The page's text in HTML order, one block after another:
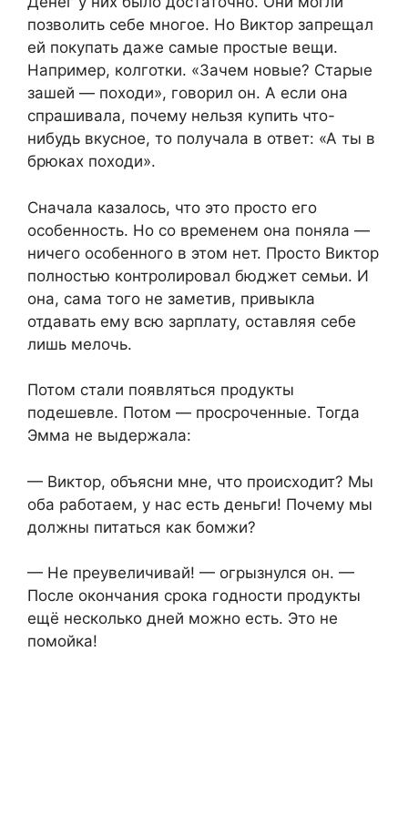
позволить себе многое. Но Виктор запрещал
ей покупать даже самые простые вещи.
Например, колготки. «Зачем новые? Старые
зашей — походи», говорил он. А если она
спрашивала, почему нельзя купить что-
нибудь вкусное, то получала в ответ: «А ты в
брюках походи».
Сначала казалось, что это просто его
особенность. Но со временем она поняла —
ничего особенного в этом нет. Просто Виктор
полностью контролировал бюджет семьи. И
она, сама того не заметив, привыкла
отдавать ему всю зарплату, оставляя себе
лишь мелочь.
Потом стали появляться продукты
подешевле. Потом — просроченные. Тогда
Эмма не выдержала:
— Виктор, объясни мне, что происходит? Мы
оба работаем, у нас есть деньги! Почему мы
должны питаться как бомжи?
— Не преувеличивай! — огрызнулся он. —
После окончания срока годности продукты
ещё несколько дней можно есть. Это не
помойка!